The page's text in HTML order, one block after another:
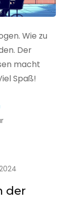
Wie zu
Der
macht
Spaß!
zu
seinen
Lagebericht
zur
der